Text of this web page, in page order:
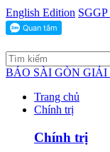
English Edition
BÁO SÀI GÒN GIẢI
Trang chủ
Chính trị
Chính trị